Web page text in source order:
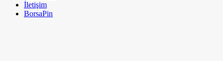
İletişim
BorsaPin